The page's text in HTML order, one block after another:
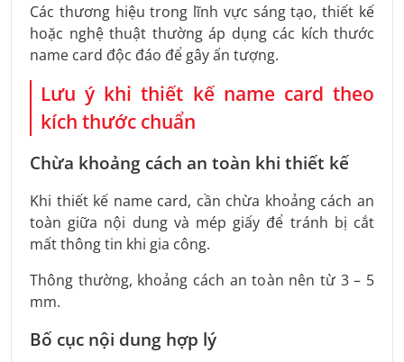
Các thương hiệu trong lĩnh vực sáng tạo, thiết kế
hoặc nghệ thuật thường áp dụng các kích thước
name card độc đáo để gây ấn tượng.
Lưu ý khi thiết kế name card theo
kích thước chuẩn
Chừa khoảng cách an toàn khi thiết kế
Khi thiết kế name card, cần chừa khoảng cách an
toàn giữa nội dung và mép giấy để tránh bị cắt
mất thông tin khi gia công.
Thông thường, khoảng cách an toàn nên từ 3 – 5
mm.
Bố cục nội dung hợp lý